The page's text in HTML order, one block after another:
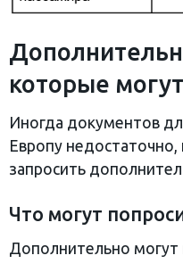
которые
Иногда документов
Европу недостаточно,
запросить
Что могут
Дополнительно могут